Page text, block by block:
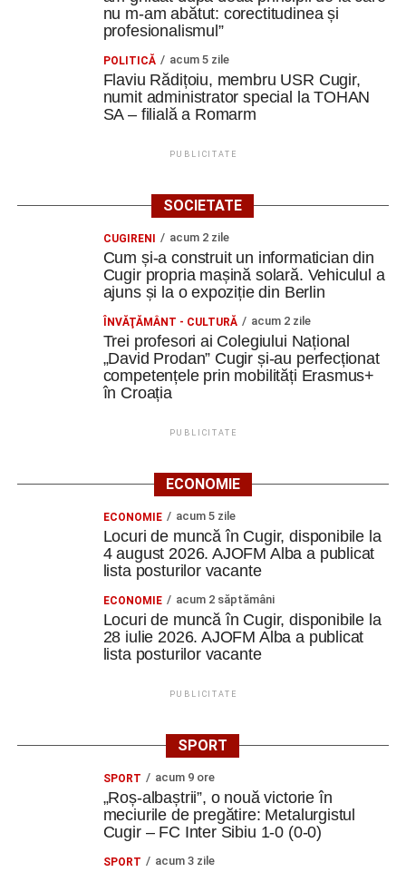
în care ne aflam”.
Să refolosim, să reparăm, să reinventăm
Unul dintre cele mai practice momente ale mobilității a
fost potrivit cursantei din Cugir, atelierul Do It Yourself.
utilitate putea primi o nouă viață.
Aceste activități ne-au făcut să înțelegem că
sustenabilitatea nu înseamnă doar politici europene și
concepte complexe. Înseamnă și să reparăm înainte să
aruncăm, să refolosim înainte să cumpărăm și să găsim
soluții creative pentru ceea ce avem deja”.
De la idee la campanie
creat și testat propriile workshopuri. A fost o experiență în
creatori.
S-a continuat cu tema Media Literacy, iar apoi fiecare
echipă a creat campanii de promovare a sustenabilității.
„Am învățat să construim mesaje, să lucrăm în echipă și
să folosim comunicarea ca instrument pentru
conștientizare și schimbare.
Pe tot parcursul cursului, metodele non-formale au avut
un rol esențial. Energizerele, jocurile de socializare,
practice au făcut ca fiecare zi să fie diferită și fiecare
”.
Limba care ne-a apropiat
Comunicarea s-a realizat în principal în limba engleză,
însă diversitatea culturală a oferit ocazia să folosească și
nu m-am abătut: corectitudinea și
profesionalismul”
POLITICĂ acum 5 zile
Flaviu Rădițoiu, membru USR Cugir,
numit administrator special la TOHAN
SA – filială a Romarm
PUBLICITATE
SOCIETATE
CUGIRENI acum 2 zile
Cum și-a construit un informatician din
Cugir propria mașină solară. Vehiculul a
ajuns și la o expoziție din Berlin
ÎNVĂŢĂMÂNT - CULTURĂ acum 2 zile
Trei profesori ai Colegiului Național
„David Prodan” Cugir și-au perfecționat
competențele prin mobilități Erasmus+
în Croația
PUBLICITATE
ECONOMIE
ECONOMIE acum 5 zile
Locuri de muncă în Cugir, disponibile la
4 august 2026. AJOFM Alba a publicat
lista posturilor vacante
ECONOMIE acum 2 săptămâni
Locuri de muncă în Cugir, disponibile la
28 iulie 2026. AJOFM Alba a publicat
lista posturilor vacante
PUBLICITATE
SPORT
SPORT acum 9 ore
„Roș-albaștrii”, o nouă victorie în
meciurile de pregătire: Metalurgistul
Cugir – FC Inter Sibiu 1-0 (0-0)
SPORT acum 3 zile